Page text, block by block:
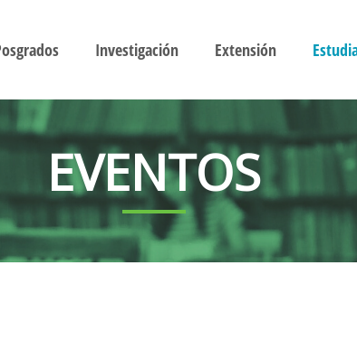
Investigación Extensión
EVENTOS